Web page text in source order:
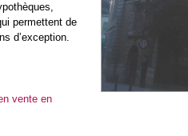
permettent de
d’exception.
vente en